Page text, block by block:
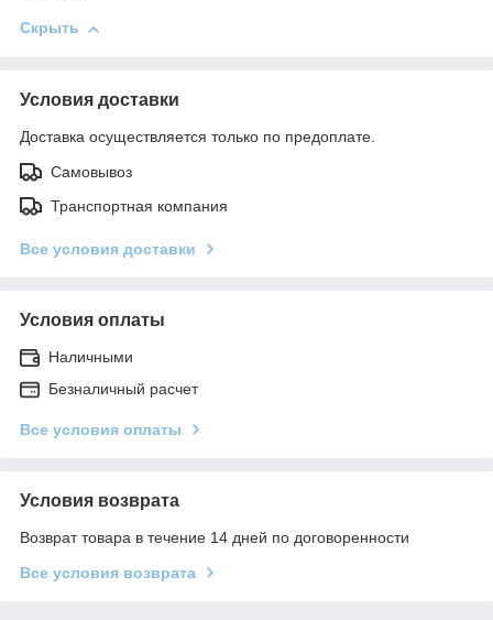
Скрыть
Условия доставки
Доставка осуществляется только по предоплате.
Самовывоз
Транспортная компания
Все условия доставки
Условия оплаты
Наличными
Безналичный расчет
Все условия оплаты
Условия возврата
Возврат товара в течение 14 дней по договоренности
Все условия возврата